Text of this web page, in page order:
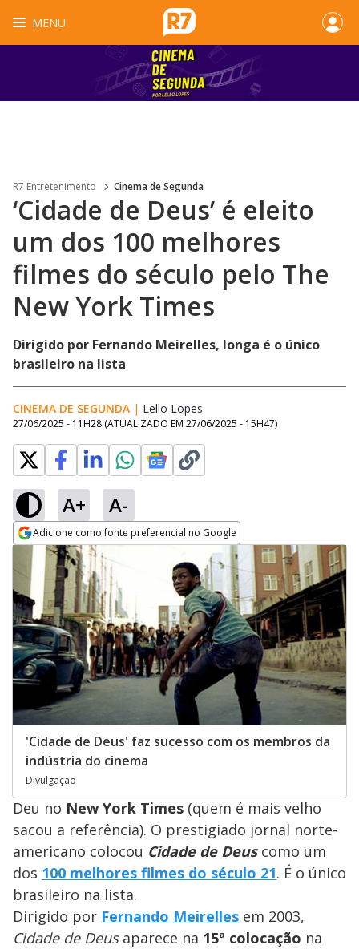
MENU
R7 Entretenimento Cinema de Segunda
‘Cidade de Deus’ é eleito
um dos 100 melhores
filmes do século pelo The
New York Times
Dirigido por Fernando Meirelles, longa é o único
brasileiro na lista
CINEMA DE SEGUNDA | Lello Lopes
27/06/2025 - 11H28 (ATUALIZADO EM 27/06/2025 - 15H47)
A+ A-
Adicione como fonte preferencial no Google
Opens in new window
'Cidade de Deus' faz sucesso com os membros da
indústria do cinema
Divulgação
Deu no New York Times (quem é mais velho
sacou a referência). O prestigiado jornal norte-
americano colocou Cidade de Deuscomo um
dos 100 melhores filmes do século 21. É o único
brasileiro na lista.
Dirigido por Fernando Meirelles em 2003,
Cidade de Deusaparece na 15ª colocação na